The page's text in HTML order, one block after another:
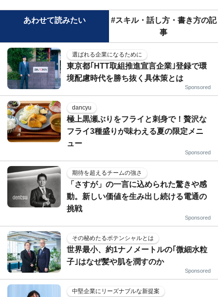
あわせて読みたい
#スキル・話し方・書き方の記
事
選ばれる企業になるために
東京都｢HTT取組推進宣言企業｣登録で環
境配慮時代を勝ち抜く具体策とは
Sponsored
dancyu
極上黒瀬ぶりをフライと刺身で！贅沢な
フライ3種盛りが味わえる夏の限定メニ
ュー
Sponsored
期待を超えるチームの強さ
「さすが」の一言に込められた驚きや感
動。新しい価値を生み出し続ける電通の
挑戦
Sponsored
その秘めたるポテンシャルとは
世界最小、約1ナノメートルの｢微細水粒
子｣はなぜ髪や肌を潤すのか
Sponsored
中堅企業にリーズナブルな新提案